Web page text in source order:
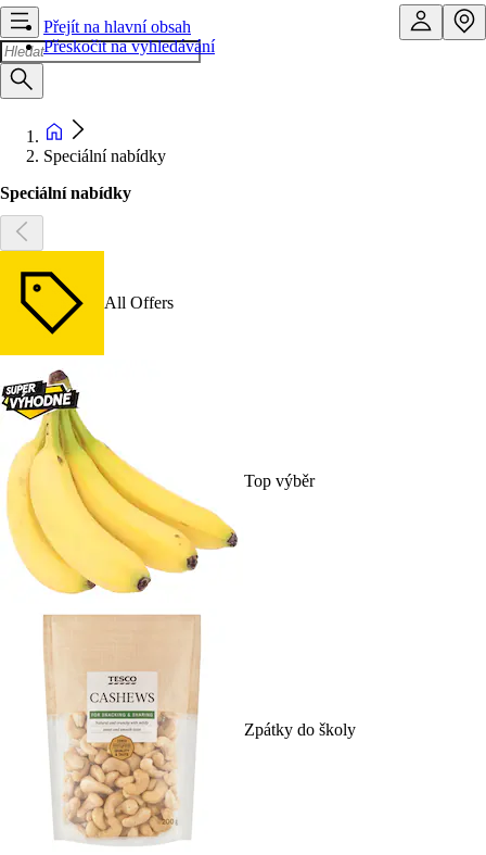
Přejít na hlavní obsah
Přeskočit na vyhledávání
Speciální nabídky
Speciální nabídky
All Offers
Top výběr
Zpátky do školy